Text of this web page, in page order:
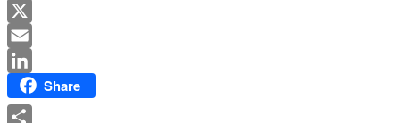
Facebook
X
Email
LinkedInShare